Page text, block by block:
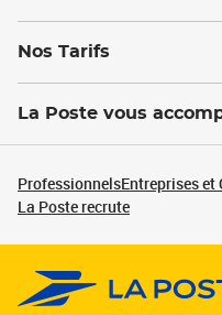
Nos Tarifs
La Poste vous
ProfessionnelsEntreprises
La Poste recrute